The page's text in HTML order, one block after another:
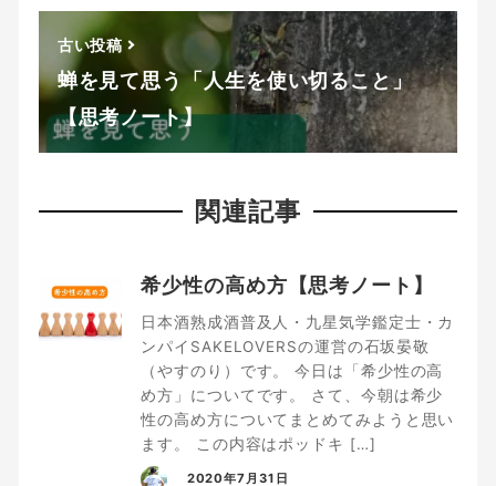
古い投稿
蝉を見て思う「人生を使い切ること」
【思考ノート】
関連記事
希少性の高め方【思考ノート】
日本酒熟成酒普及人・九星気学鑑定士・カ
ンパイSAKELOVERSの運営の石坂晏敬
（やすのり）です。 今日は「希少性の高
め方」についてです。 さて、今朝は希少
性の高め方についてまとめてみようと思い
ます。 この内容はポッドキ […]
2020年7月31日